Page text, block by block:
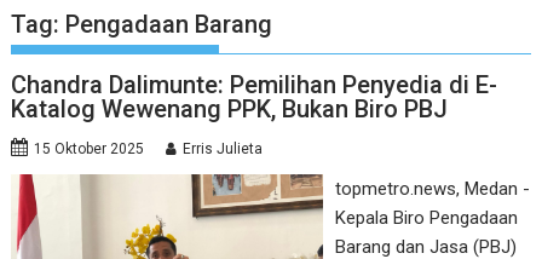
Tag: Pengadaan Barang
Chandra Dalimunte: Pemilihan Penyedia di E-
Katalog Wewenang PPK, Bukan Biro PBJ
15 Oktober 2025 Erris Julieta
topmetro.news, Medan -
Kepala Biro Pengadaan
Barang dan Jasa (PBJ)